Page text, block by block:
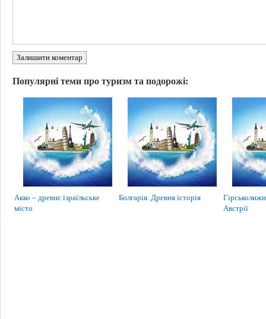
Залишити коментар
Популярні теми про туризм та подорожі:
Акко – древнє ізраїльське
місто
Болгарія. Древня історія
Австрії